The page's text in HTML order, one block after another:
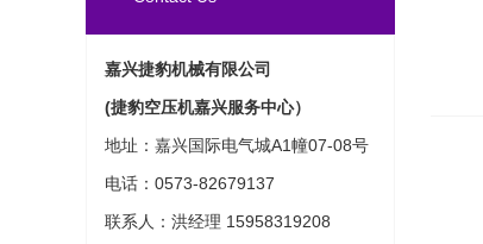
嘉兴捷豹机械有限公司
(捷豹空压机嘉兴服务中心）
地址：嘉兴国际电气城A1幢07-08号
电话：0573-82679137
联系人：洪经理 15958319208